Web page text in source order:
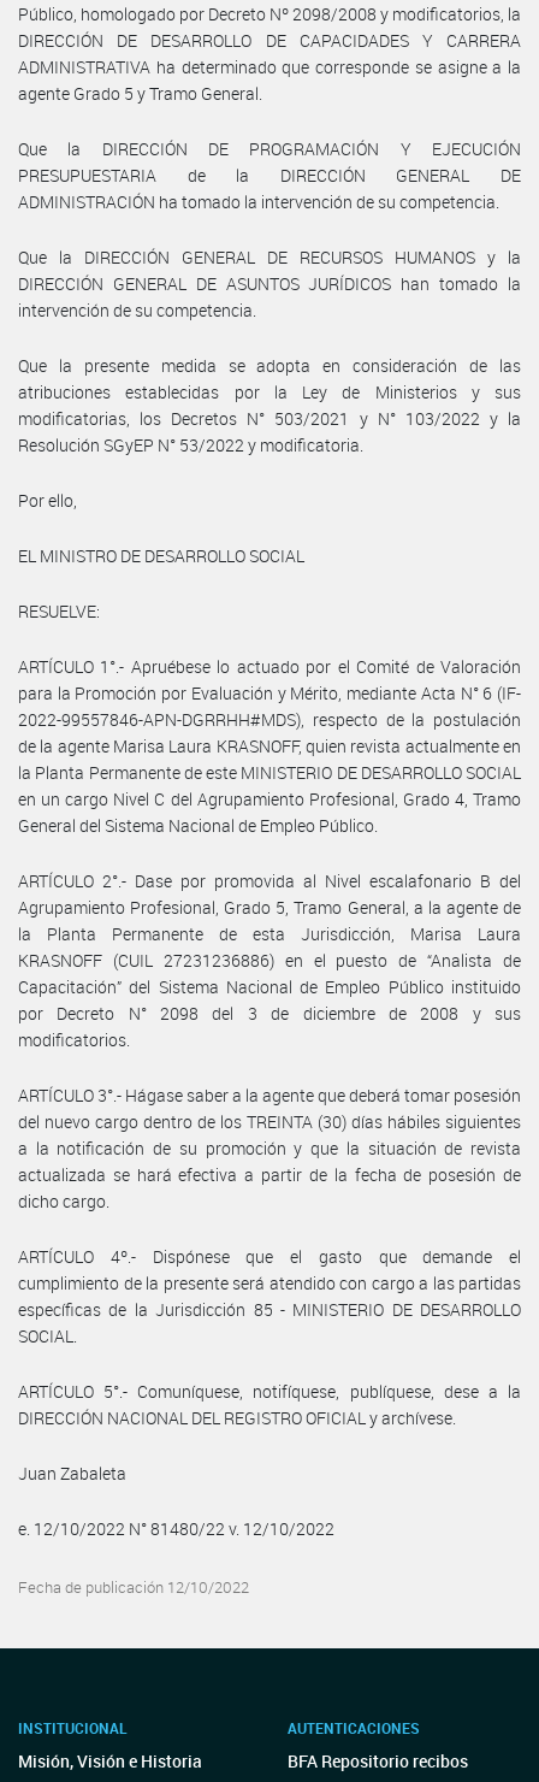
Público, homologado por Decreto Nº 2098/2008 y modificatorios, la
DIRECCIÓN DE DESARROLLO DE CAPACIDADES Y CARRERA
ADMINISTRATIVA ha determinado que corresponde se asigne a la
agente Grado 5 y Tramo General.
Que la DIRECCIÓN DE PROGRAMACIÓN Y EJECUCIÓN
PRESUPUESTARIA de la DIRECCIÓN GENERAL DE
ADMINISTRACIÓN ha tomado la intervención de su competencia.
Que la DIRECCIÓN GENERAL DE RECURSOS HUMANOS y la
DIRECCIÓN GENERAL DE ASUNTOS JURÍDICOS han tomado la
intervención de su competencia.
Que la presente medida se adopta en consideración de las
atribuciones establecidas por la Ley de Ministerios y sus
modificatorias, los Decretos N° 503/2021 y N° 103/2022 y la
Resolución SGyEP N° 53/2022 y modificatoria.
Por ello,
EL MINISTRO DE DESARROLLO SOCIAL
RESUELVE:
ARTÍCULO 1°.- Apruébese lo actuado por el Comité de Valoración
para la Promoción por Evaluación y Mérito, mediante Acta N° 6 (IF-
2022-99557846-APN-DGRRHH#MDS), respecto de la postulación
de la agente Marisa Laura KRASNOFF, quien revista actualmente en
la Planta Permanente de este MINISTERIO DE DESARROLLO SOCIAL
en un cargo Nivel C del Agrupamiento Profesional, Grado 4, Tramo
General del Sistema Nacional de Empleo Público.
ARTÍCULO 2°.- Dase por promovida al Nivel escalafonario B del
Agrupamiento Profesional, Grado 5, Tramo General, a la agente de
la Planta Permanente de esta Jurisdicción, Marisa Laura
KRASNOFF (CUIL 27231236886) en el puesto de “Analista de
Capacitación” del Sistema Nacional de Empleo Público instituido
por Decreto N° 2098 del 3 de diciembre de 2008 y sus
modificatorios.
ARTÍCULO 3°.- Hágase saber a la agente que deberá tomar posesión
del nuevo cargo dentro de los TREINTA (30) días hábiles siguientes
a la notificación de su promoción y que la situación de revista
actualizada se hará efectiva a partir de la fecha de posesión de
dicho cargo.
ARTÍCULO 4º.- Dispónese que el gasto que demande el
cumplimiento de la presente será atendido con cargo a las partidas
específicas de la Jurisdicción 85 - MINISTERIO DE DESARROLLO
SOCIAL.
ARTÍCULO 5°.- Comuníquese, notifíquese, publíquese, dese a la
DIRECCIÓN NACIONAL DEL REGISTRO OFICIAL y archívese.
Juan Zabaleta
e. 12/10/2022 N° 81480/22 v. 12/10/2022
Fecha de publicación 12/10/2022
INSTITUCIONAL
Misión, Visión e Historia
AUTENTICACIONES
BFA Repositorio recibos